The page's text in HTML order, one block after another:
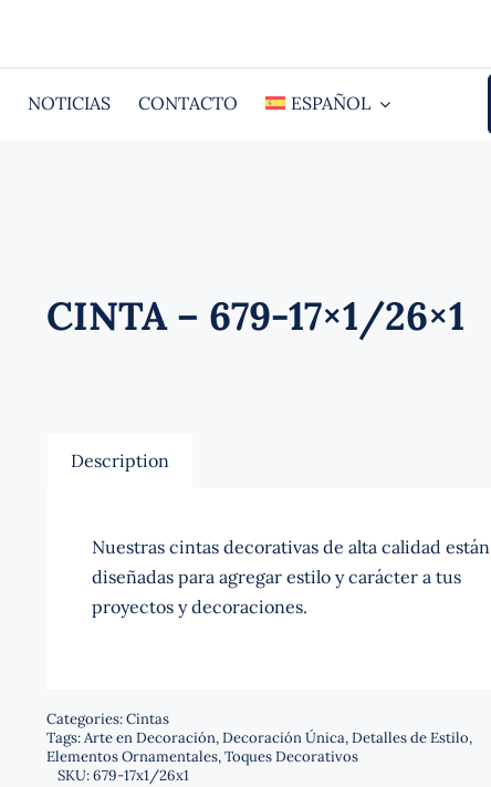
NOTICIAS CONTACTO ESPAÑOL
CINTA – 679-17×1/26×1
Description
Nuestras cintas decorativas de alta calidad están
diseñadas para agregar estilo y carácter a tus
proyectos y decoraciones.
Categories:Cintas
Tags:Arte en Decoración,Decoración Única,Detalles de Estilo,
Elementos Ornamentales,Toques Decorativos
SKU:679-17x1/26x1